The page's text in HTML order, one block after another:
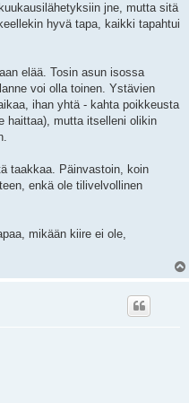
jne, mutta sitä
hyvä tapa, kaikki tapahtui
elää. Tosin asun isossa
voi olla toinen. Ystävien
ihan yhtä - kahta poikkeusta
haittaa), mutta itselleni olikin
taakkaa. Päinvastoin, koin
enkä ole tilivelvollinen
mikään kiire ei ole,